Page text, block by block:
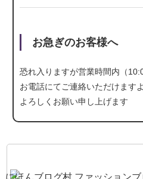
お急ぎのお客様へ
恐れ入りますが営業時間内（
お電話にてご連絡いただけます
よろしくお願い申し上げます